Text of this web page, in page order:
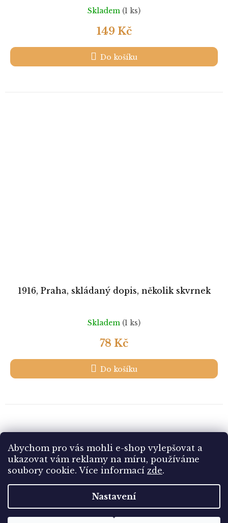
Abychom pro vás mohli e-shop vylepšovat a
ukazovat vám reklamy na míru, používáme
soubory cookie. Více informací zde.
Nastavení
Skladem (1 ks)
149 Kč
Do košíku
1916, Praha, skládaný dopis, několik skvrnek
Skladem (1 ks)
78 Kč
Do košíku
O
v
l
d
a
c
í
13položek celkem
Copyright 2026Sbírám.cz. Všechna práva vyhrazena.